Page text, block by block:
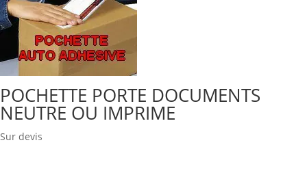
POCHETTE PORTE DOCUMENTS
NEUTRE OU IMPRIME
Sur devis